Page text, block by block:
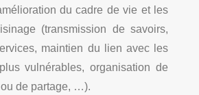
du cadre de vie et les
(transmission de savoirs,
maintien du lien avec les
vulnérables, organisation de
de partage, …).